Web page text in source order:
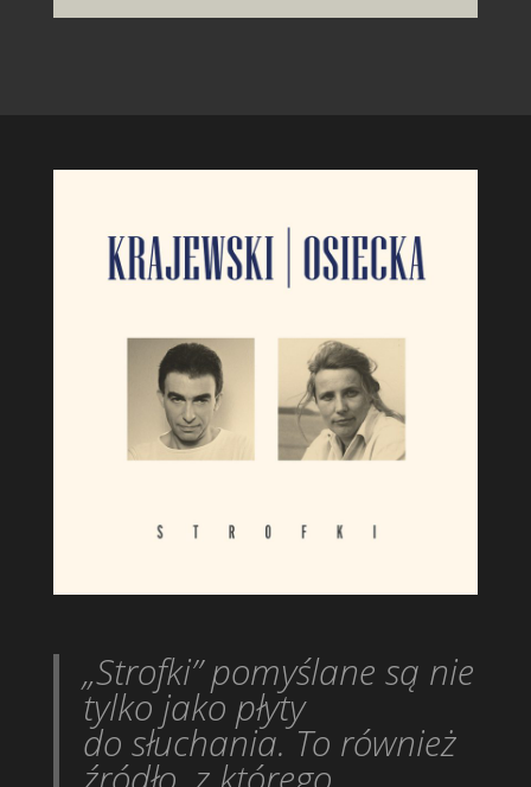
„Strofki” pomyślane są nie
tylko jako płyty
do słuchania. To również